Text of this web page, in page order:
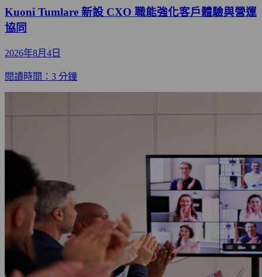
Kuoni Tumlare 新設 CXO 職能強化客戶體驗與營運
協同
2026年8月4日
閱讀時間：3 分鐘